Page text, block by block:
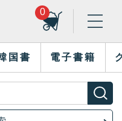
0
国書 電子書籍